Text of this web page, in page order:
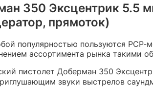
350 Эксцентрик
прямоток)
популярностью пользуются РСР-
ассортимента рынка такими
пистолет Доберман 350
звуки выстрелов